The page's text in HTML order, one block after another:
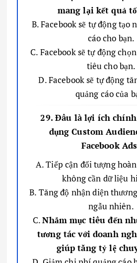
mang lại kết quả
B. Facebook sẽ tự động tạo
cáo cho bạn.
C. Facebook sẽ tự động
tiêu cho bạn.
D. Facebook sẽ tự động
quảng cáo của
29. Đâu là lợi ích chính
dụng Custom
Facebook
A. Tiếp cận đối tượng
không cần dữ liệu
B. Tăng độ nhận diện
ngẫu nhiên.
C.Nhắm mục tiêu đến
tương tác với doanh
giúp tăng tỷ lệ